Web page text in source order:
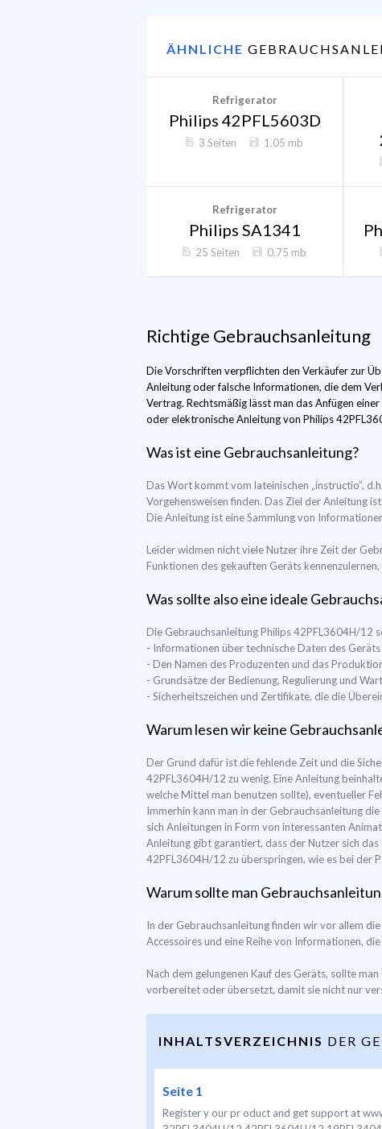
ÄHNLICHE
Refrigerator
Philips 42PFL5603D
3 Seiten 1.05 mb
Refrigerator
Philips SA1341
25 Seiten 0.75 mb
Richtige Gebrauchsanleitung
Die Vorschriften verpflichten den Verkäufer zur
Anleitung oder falsche Informationen, die dem
Vertrag. Rechtsmäßig lässt man das Anfügen
oder elektronische Anleitung von Philips
Was ist eine Gebrauchsanleitung?
Das Wort kommt vom lateinischen „instructio”,
Vorgehensweisen finden. Das Ziel der Anleitung
Die Anleitung ist eine Sammlung von
Leider widmen nicht viele Nutzer ihre Zeit der
Funktionen des gekauften Geräts
Was sollte also eine ideale
Die Gebrauchsanleitung Philips 42PFL3604H/12
- Informationen über technische Daten des
- Den Namen des Produzenten und das
- Grundsätze der Bedienung, Regulierung und
- Sicherheitszeichen und Zertifikate, die die
Warum lesen wir keine
Der Grund dafür ist die fehlende Zeit und die
42PFL3604H/12 zu wenig. Eine Anleitung
welche Mittel man benutzen sollte), eventueller
Immerhin kann man in der Gebrauchsanleitung
sich Anleitungen in Form von interessanten
Anleitung gibt garantiert, dass der Nutzer sich
42PFL3604H/12 zu überspringen, wie es bei der
Warum sollte man
In der Gebrauchsanleitung finden wir vor allem
Accessoires und eine Reihe von Informationen,
Nach dem gelungenen Kauf des Geräts, sollte
vorbereitet oder übersetzt, damit sie nicht nur
INHALTSVERZEICHNIS DER
Seite 1
Register y our pr oduct and get support at